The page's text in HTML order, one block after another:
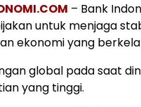
– Bank
untuk menjaga
ekonomi yang
global pada saat
yang tinggi.